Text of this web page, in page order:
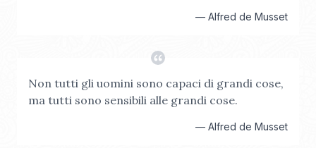
— Alfred de Musset
Non tutti gli uomini sono capaci di grandi cose,
ma tutti sono sensibili alle grandi cose.
— Alfred de Musset